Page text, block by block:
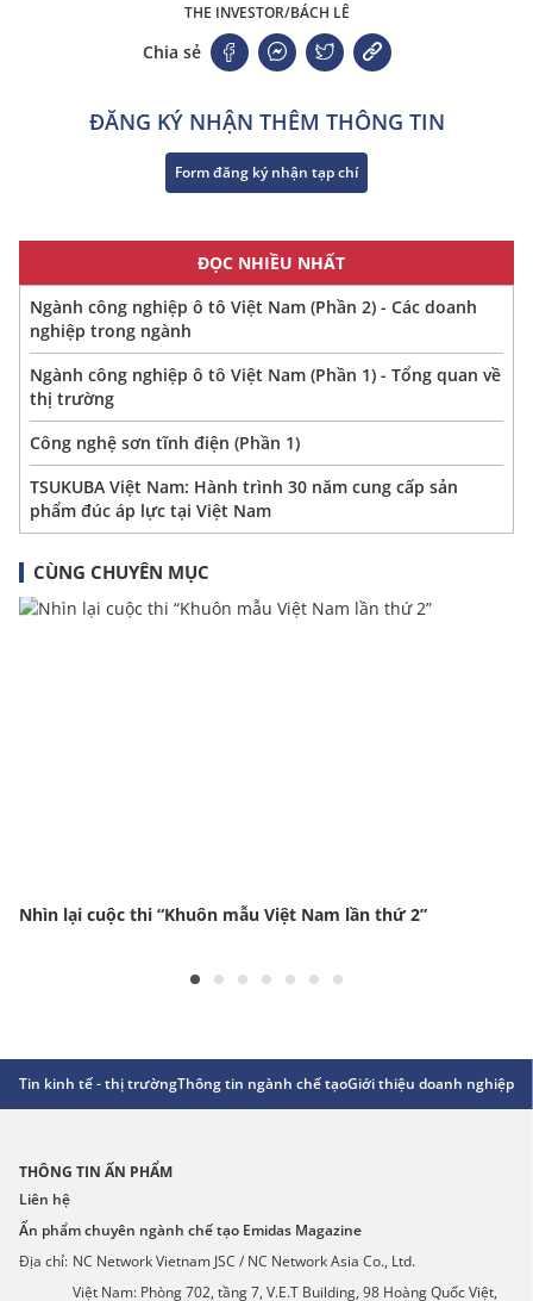
THE INVESTOR/BÁCH LÊ
Chia sẻ
ĐĂNG KÝ NHẬN THÊM THÔNG TIN
Form đăng ký nhận tạp chí
ĐỌC NHIỀU NHẤT
Ngành công nghiệp ô tô Việt Nam (Phần 2) - Các doanh
nghiệp trong ngành
Ngành công nghiệp ô tô Việt Nam (Phần 1) - Tổng quan về
thị trường
Công nghệ sơn tĩnh điện (Phần 1)
TSUKUBA Việt Nam: Hành trình 30 năm cung cấp sản
phẩm đúc áp lực tại Việt Nam
CÙNG CHUYÊN MỤC
Nhìn lại cuộc thi “Khuôn mẫu Việt Nam lần thứ 2”
Tin kinh tế - thị trườngThông tin ngành chế tạoGiới thiệu doanh nghiệp
THÔNG TIN ẤN PHẨM
Liên hệ
Ấn phẩm chuyên ngành chế tạo Emidas Magazine
Địa chỉ: NC Network Vietnam JSC / NC Network Asia Co., Ltd.
Việt Nam: Phòng 702, tầng 7, V.E.T Building, 98 Hoàng Quốc Việt,